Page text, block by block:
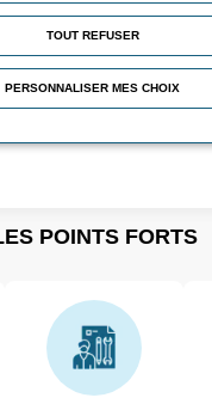
les passer ?
vous pouvez suivre
formations CACES®
POINTS FORTS
TOUT REFUSER
PERSONNALISER MES CHOIX